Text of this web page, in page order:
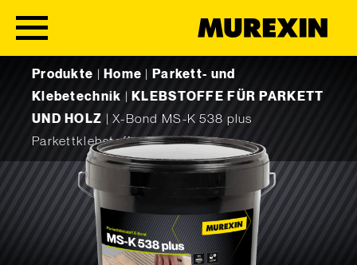
Produkte
Home
Parkett- und
Klebetechnik
KLEBSTOFFE FÜR PARKETT
UND HOLZ |X-Bond MS-K 538 plus
Parkettklebstoff